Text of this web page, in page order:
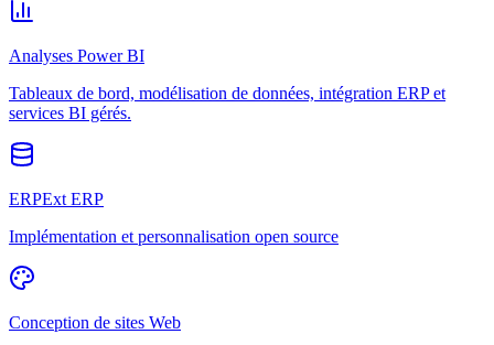
Analyses Power BI
Tableaux de bord, modélisation de données, intégration ERP et
services BI gérés.
ERPExt ERP
Implémentation et personnalisation open source
Conception de sites Web